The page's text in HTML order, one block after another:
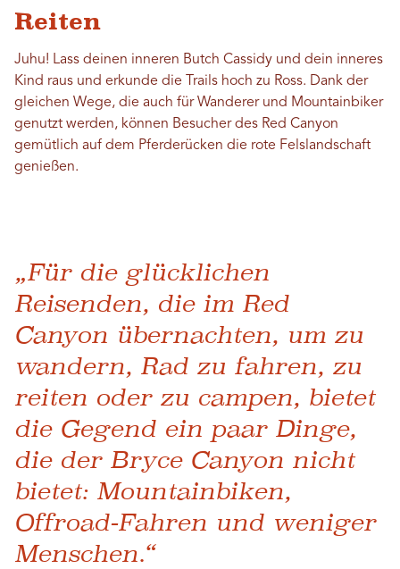
Reiten
Juhu! Lass deinen inneren Butch Cassidy und dein inneres
Kind raus und erkunde die Trails hoch zu Ross. Dank der
gleichen Wege, die auch für Wanderer und Mountainbiker
genutzt werden, können Besucher des Red Canyon
gemütlich auf dem Pferderücken die rote Felslandschaft
genießen.
„Für die glücklichen
Reisenden, die im Red
Canyon übernachten, um zu
wandern, Rad zu fahren, zu
reiten oder zu campen, bietet
die Gegend ein paar Dinge,
die der Bryce Canyon nicht
bietet: Mountainbiken,
Offroad-Fahren und weniger
Menschen.“